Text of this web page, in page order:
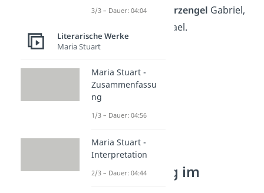
derHerrund die Erzengel Gabriel,
Michael und Raphael.
Faust Prolog im
3/3 – Dauer: 04:04
Literarische Werke
Maria Stuart
Maria Stuart -
Zusammenfassu
ng
1/3 – Dauer: 04:56
Maria Stuart -
Interpretation
2/3 – Dauer: 04:44